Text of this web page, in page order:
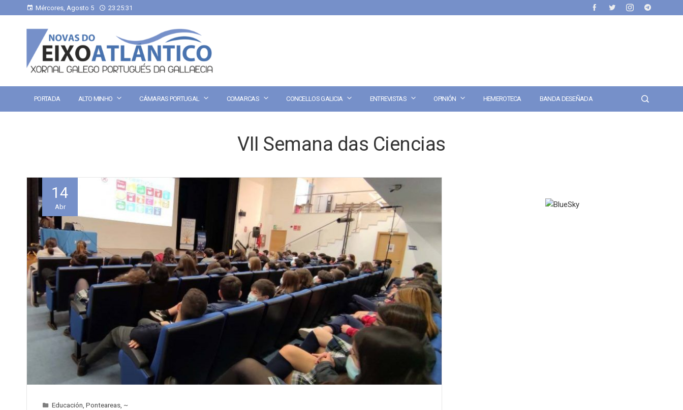
Mércores, Agosto 5 23:25:32
PORTADA ALTO MINHO CÁMARAS PORTUGAL COMARCAS CONCELLOS GALICIA ENTREVISTAS OPINIÓN HEMEROTECA BANDA DESEÑADA
VII Semana das Ciencias
14
Abr
Educación Ponteareas ~